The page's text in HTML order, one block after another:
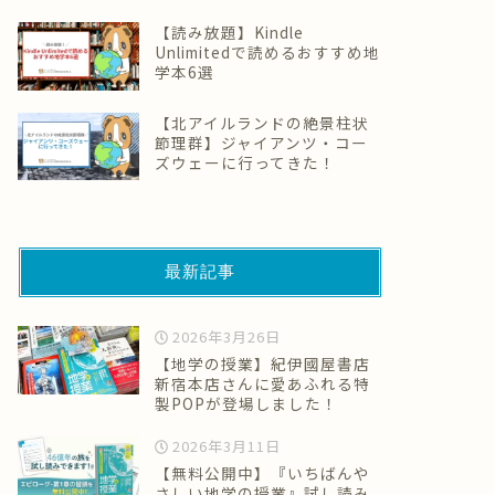
【読み放題】Kindle
Unlimitedで読めるおすすめ地
学本6選
【北アイルランドの絶景柱状
節理群】ジャイアンツ・コー
ズウェーに行ってきた！
最新記事
2026年3月26日
【地学の授業】紀伊國屋書店
新宿本店さんに愛あふれる特
製POPが登場しました！
2026年3月11日
【無料公開中】『いちばんや